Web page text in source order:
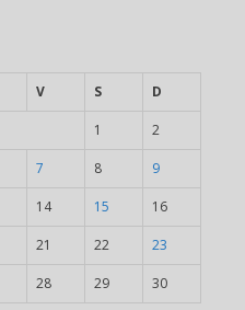
V S D
1 2
7 8 9
14 15 16
21 22 23
28 29 30